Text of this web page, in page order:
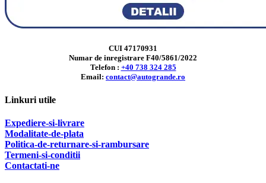
CUI 47170931
Numar de inregistrare F40/5861/2022
Telefon : +40 738 324 285
Email: contact@autogrande.ro
Linkuri utile
Expediere-si-livrare
Modalitate-de-plata
Politica-de-returnare-si-rambursare
Termeni-si-conditii
Contactati-ne